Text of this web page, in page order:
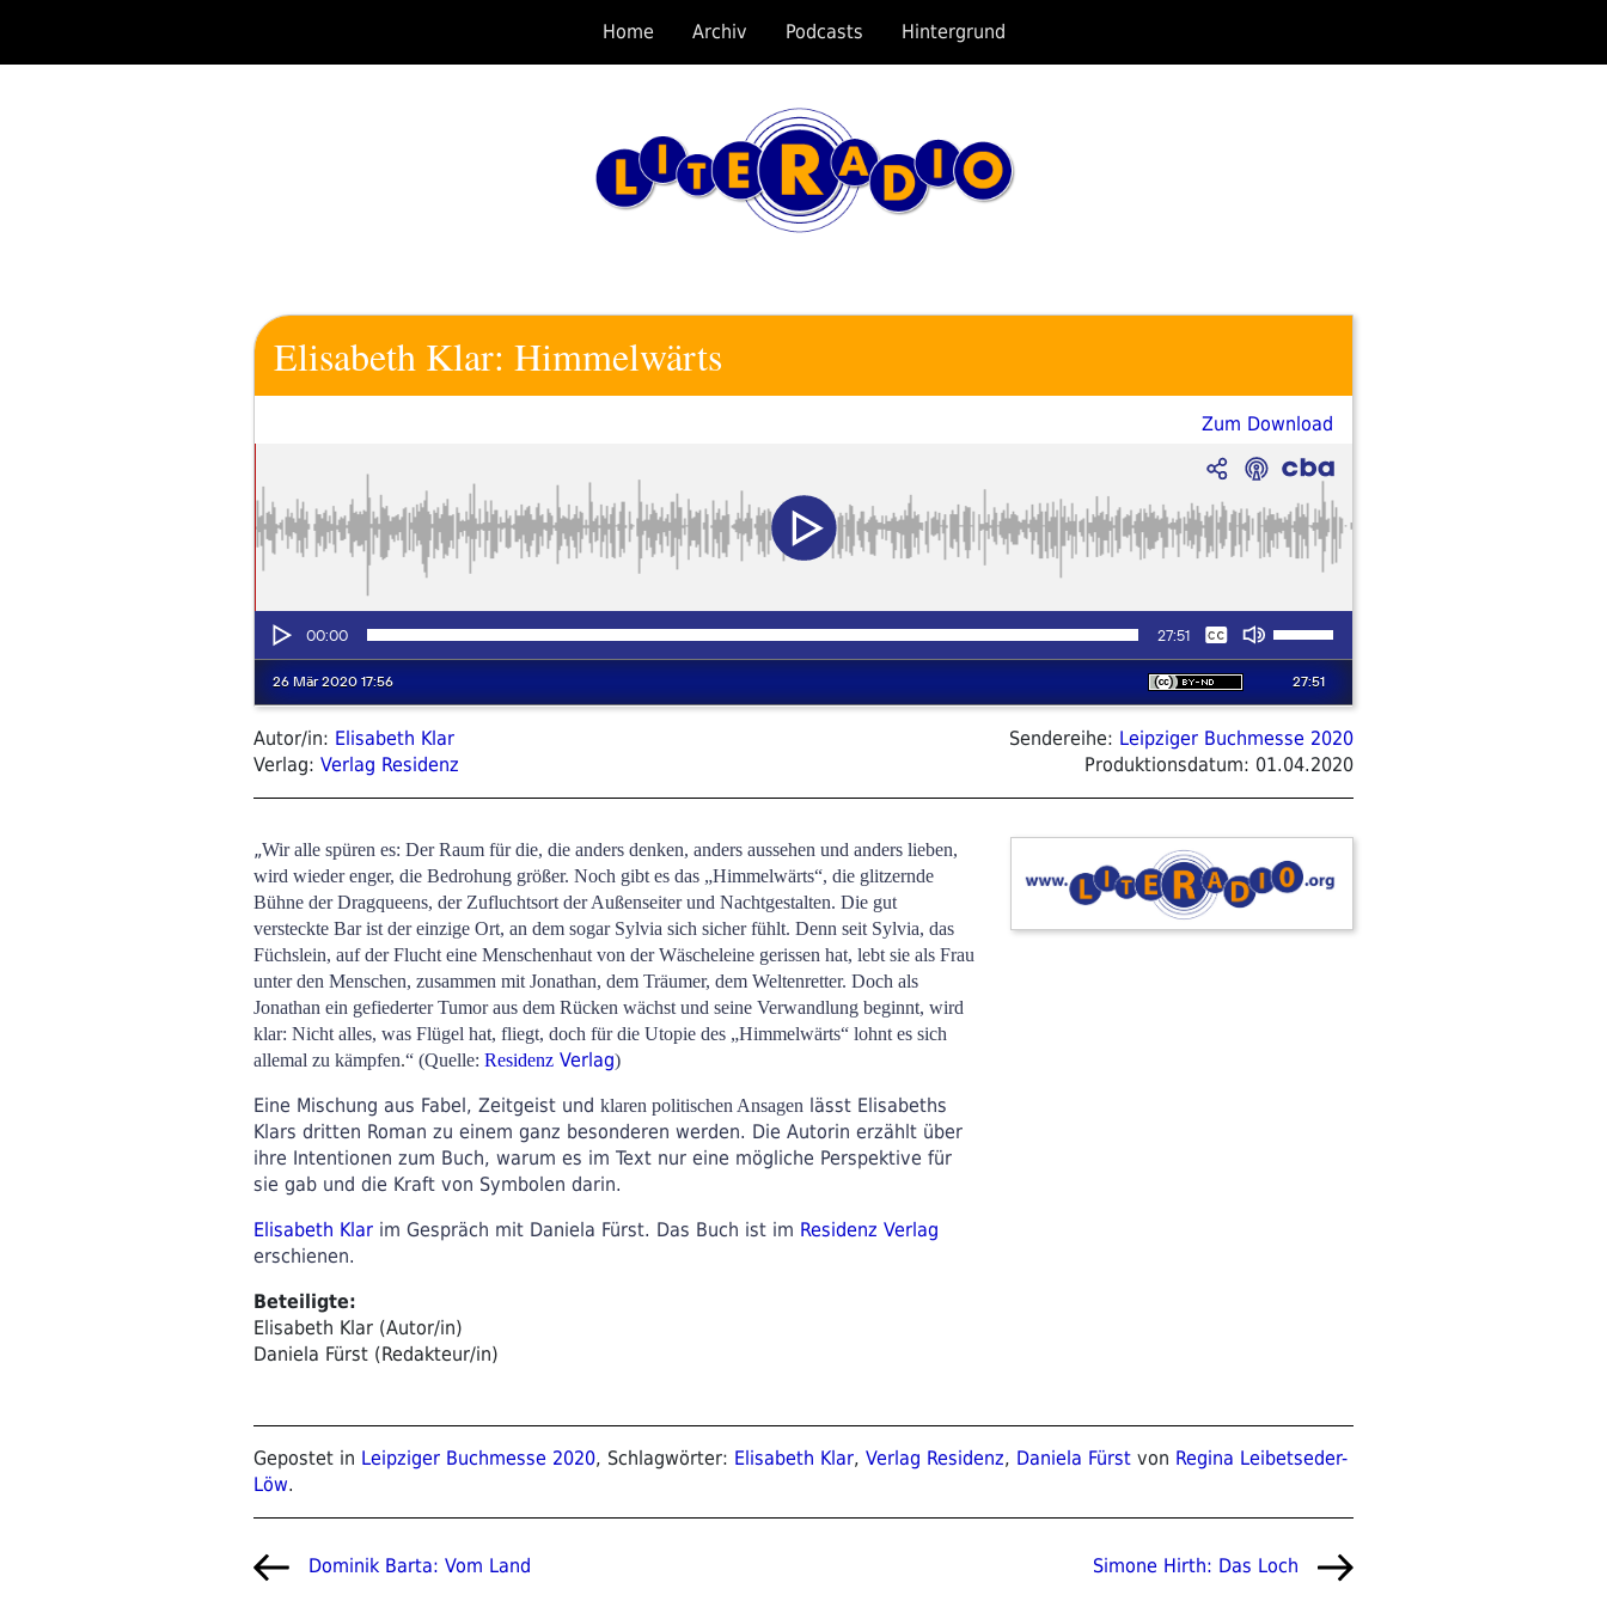
springen
Home Archiv Podcasts Hintergrund
Elisabeth Klar: Himmelwärts
Zum Download
Autor/in: Elisabeth Klar
Verlag: Verlag Residenz
Sendereihe: Leipziger Buchmesse 2020
Produktionsdatum: 01.04.2020
„Wir alle spüren es: Der Raum für die, die anders denken, anders aussehen und anders lieben,
wird wieder enger, die Bedrohung größer. Noch gibt es das „Himmelwärts“, die glitzernde
Bühne der Dragqueens, der Zufluchtsort der Außenseiter und Nachtgestalten. Die gut
versteckte Bar ist der einzige Ort, an dem sogar Sylvia sich sicher fühlt. Denn seit Sylvia, das
Füchslein, auf der Flucht eine Menschenhaut von der Wäscheleine gerissen hat, lebt sie als Frau
unter den Menschen, zusammen mit Jonathan, dem Träumer, dem Weltenretter. Doch als
Jonathan ein gefiederter Tumor aus dem Rücken wächst und seine Verwandlung beginnt, wird
klar: Nicht alles, was Flügel hat, fliegt, doch für die Utopie des „Himmelwärts“ lohnt es sich
allemal zu kämpfen.“ (Quelle: Residenz Verlag)
Eine Mischung aus Fabel, Zeitgeist und klaren politischen Ansagen lässt Elisabeths
Klars dritten Roman zu einem ganz besonderen werden. Die Autorin erzählt über
ihre Intentionen zum Buch, warum es im Text nur eine mögliche Perspektive für
sie gab und die Kraft von Symbolen darin.
Elisabeth Klar im Gespräch mit Daniela Fürst. Das Buch ist im Residenz Verlag
erschienen.
Beteiligte:
Elisabeth Klar (Autor/in)
Daniela Fürst (Redakteur/in)
Gepostet in Leipziger Buchmesse 2020, Schlagwörter: Elisabeth Klar, Verlag Residenz, Daniela Fürst von Regina Leibetseder-
Löw.
Beitragsnavigation
BeitragDominik Barta: Vom Land
Beitrag
Simone Hirth: Das Loch